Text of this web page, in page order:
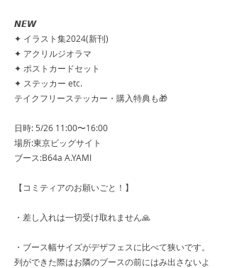
𝙉𝙀𝙒
✦ イラスト集2024(新刊)
✦ アクリルジオラマ
✦ ポストカードセット
✦ ステッカー etc.
テイクフリーステッカー・購入特典も🎁
日時: 5/26 11:00〜16:00
場所:東京ビッグサイト
ブース:B64a A.YAMI
【コミティアのお願いごと！】
・差し入れは一切受け取れません🙏
・ブース幅サイズがデザフェスに比べて狭いです。
列ができた際はお隣のブースの前にはみ出さないよ